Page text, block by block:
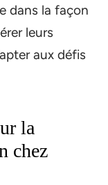
dans la façon
leurs
aux défis
la
chez